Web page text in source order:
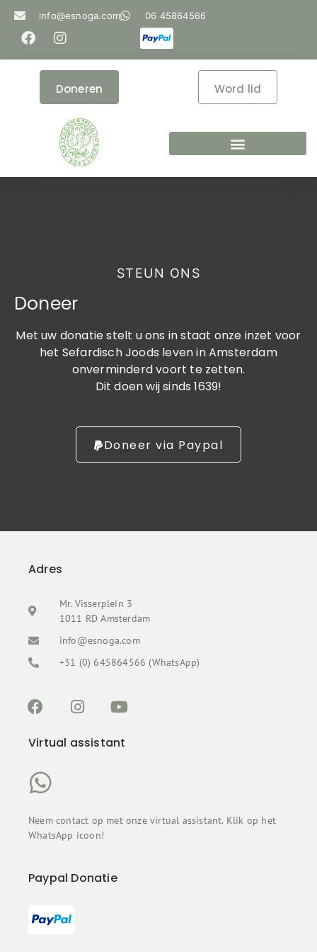
info@esnoga.com 06 45864566
Word lid
Doneren
STEUN ONS
Doneer
Met uw donatie stelt u ons in staat onze inzet voor
het Sefardisch Joods leven in Amsterdam
onverminderd voort te zetten.
Dit doen wij sinds 1639!
Doneer via Paypal
Adres
Mr. Visserplein 3
1011 RD Amsterdam
info@esnoga.com
+31 (0) 645864566 (WhatsApp)
Virtual assistant
Neem contact op met onze virtual assistant. Klik op het
WhatsApp icoon!
Paypal Donatie